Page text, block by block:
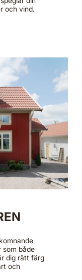
och vind.
som både
dig rätt färg
och